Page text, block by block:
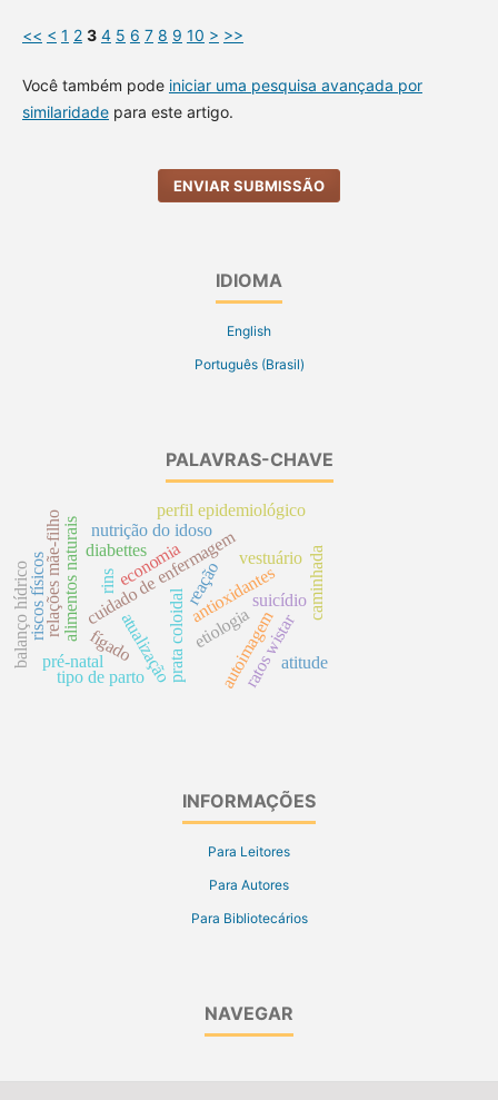
<< < 1 2 3 4 5 6 7 8 9 10 > >>
Você também pode iniciar uma pesquisa avançada por
similaridadepara este artigo.
ENVIAR SUBMISSÃO
IDIOMA
English
Português (Brasil)
PALAVRAS-CHAVE
cuidado de enfermagem
prata coloidal etiologia
atualização
antioxidantes
alimentos naturais nutrição do idoso
relações mãe-filho
riscos físicos
autoimagem
rins
suicídio
vestuário
economia
fígado
perfil epidemiológico
reação
diabettes
ratos wistar
balanço hídrico atitude
pré-natal
caminhada
tipo de parto
INFORMAÇÕES
Para Leitores
Para Autores
Para Bibliotecários
NAVEGAR